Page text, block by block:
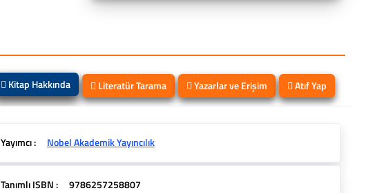
Kitap Hakkında Literatür Tarama Yazarlar ve Erişim Atıf Yap
Yayımcı : Nobel Akademik Yayıncılık
Tanımlı ISBN : 9786257258807